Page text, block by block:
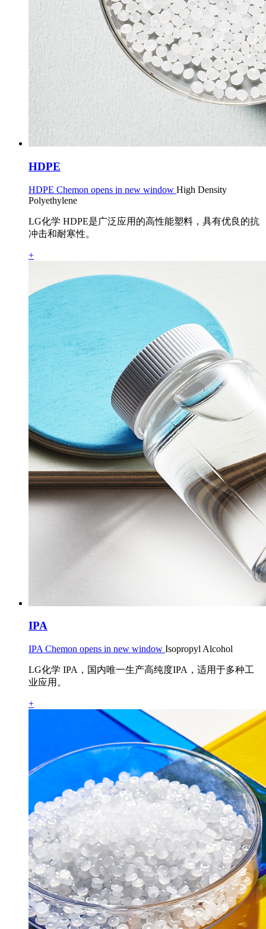
HDPE
HDPE Chemon opens in new window High Density
Polyethylene
LG化学 HDPE是广泛应用的高性能塑料，具有优良的抗
冲击和耐寒性。
+
IPA
IPA Chemon opens in new window Isopropyl Alcohol
LG化学 IPA，国内唯一生产高纯度IPA，适用于多种工
业应用。
+